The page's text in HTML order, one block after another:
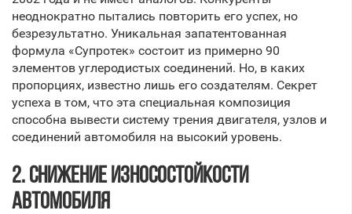
неоднократно пытались повторить его успех, но
безрезультатно. Уникальная запатентованная
формула «Супротек» состоит из примерно 90
элементов углеродистых соединений. Но, в каких
пропорциях, известно лишь его создателям. Секрет
успеха в том, что эта специальная композиция
способна вывести систему трения двигателя, узлов и
соединений автомобиля на высокий уровень.
2. СНИЖЕНИЕ ИЗНОСОСТОЙКОСТИ
АВТОМОБИЛЯ